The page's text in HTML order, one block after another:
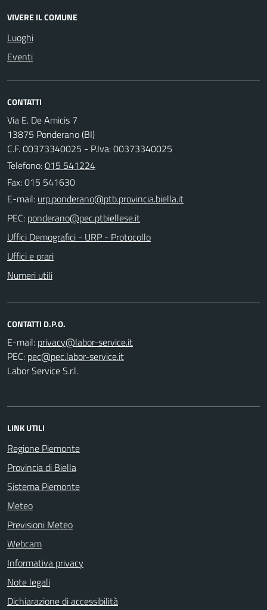
VIVERE IL COMUNE
Luoghi
Eventi
CONTATTI
Via E. De Amicis 7
13875 Ponderano (BI)
C.F. 00373340025 - P.Iva: 00373340025
Telefono:015 541224
Fax: 015 541630
E-mail:
PEC:
Uffici Demografici - URP - Protocollo
Uffici e orari
Numeri utili
CONTATTI D.P.O.
E-mail:
PEC:
Labor Service S.r.l.
LINK UTILI
Regione Piemonte
Provincia di Biella
Sistema Piemonte
Meteo
Previsioni Meteo
Webcam
Informativa privacy
Note legali
Dichiarazione di accessibilità